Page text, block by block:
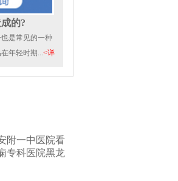
的?
是常见的一种
年轻时期...<详
附一中医院看
专科医院黑龙